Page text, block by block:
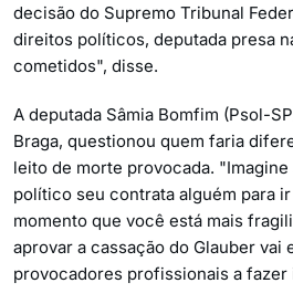
decisão do Supremo Tribunal
direitos políticos, deputada presa
cometidos", disse.
A deputada Sâmia Bomfim (Psol-
Braga, questionou quem faria
leito de morte provocada.
político seu contrata alguém para
momento que você está mais
aprovar a cassação do Glauber vai
provocadores profissionais a fazer